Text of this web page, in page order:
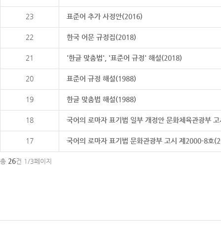
23 표준어 추가 사정안(2016)
22 한국 어문 규정집(2018)
21 '한글 맞춤법', '표준어 규정' 해설(2018)
20 표준어 규정 해설(1988)
19 한글 맞춤법 해설(1988)
18 국어의 로마자 표기법 일부 개정안 문화체육관광부
17 국어의 로마자 표기법 문화관광부 고시 제2000-8호
총 26건 1/3페이지